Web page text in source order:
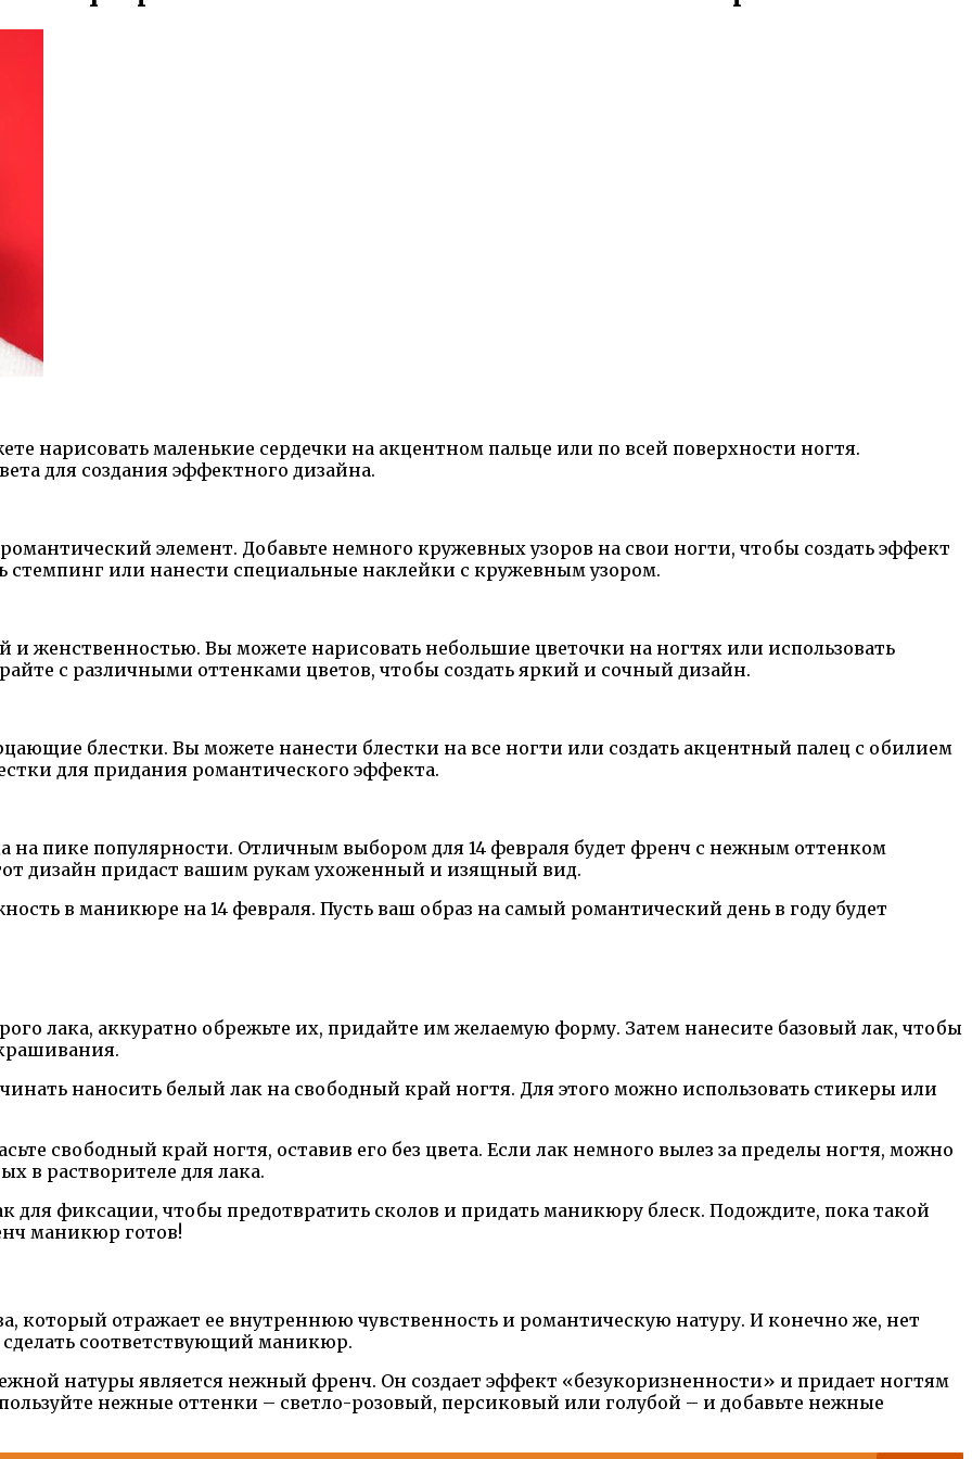
нарисовать маленькие сердечки на акцентном пальце или по всей поверхности ногтя.
для создания эффектного дизайна.
элемент. Добавьте немного кружевных узоров на свои ногти, чтобы создать эффект
или нанести специальные наклейки с кружевным узором.
и женственностью. Вы можете нарисовать небольшие цветочки на ногтях или использовать
с различными оттенками цветов, чтобы создать яркий и сочный дизайн.
блестки. Вы можете нанести блестки на все ногти или создать акцентный палец с обилием
для придания романтического эффекта.
пике популярности. Отличным выбором для 14 февраля будет френч с нежным оттенком
дизайн придаст вашим рукам ухоженный и изящный вид.
в маникюре на 14 февраля. Пусть ваш образ на самый романтический день в году будет
лака, аккуратно обрежьте их, придайте им желаемую форму. Затем нанесите базовый лак, чтобы
наносить белый лак на свободный край ногтя. Для этого можно использовать стикеры или
свободный край ногтя, оставив его без цвета. Если лак немного вылез за пределы ногтя, можно
в растворителе для лака.
для фиксации, чтобы предотвратить сколов и придать маникюру блеск. Подождите, пока такой
маникюр готов!
который отражает ее внутреннюю чувственность и романтическую натуру. И конечно же, нет
соответствующий маникюр.
натуры является нежный френч. Он создает эффект «безукоризненности» и придает ногтям
нежные оттенки – светло-розовый, персиковый или голубой – и добавьте нежные